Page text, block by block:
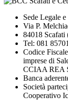
Sede Legale
Via P.
84018 Scafati
Tel: 081
Codice
imprese di
CCIAA REA
Banca
Società
Cooperativo